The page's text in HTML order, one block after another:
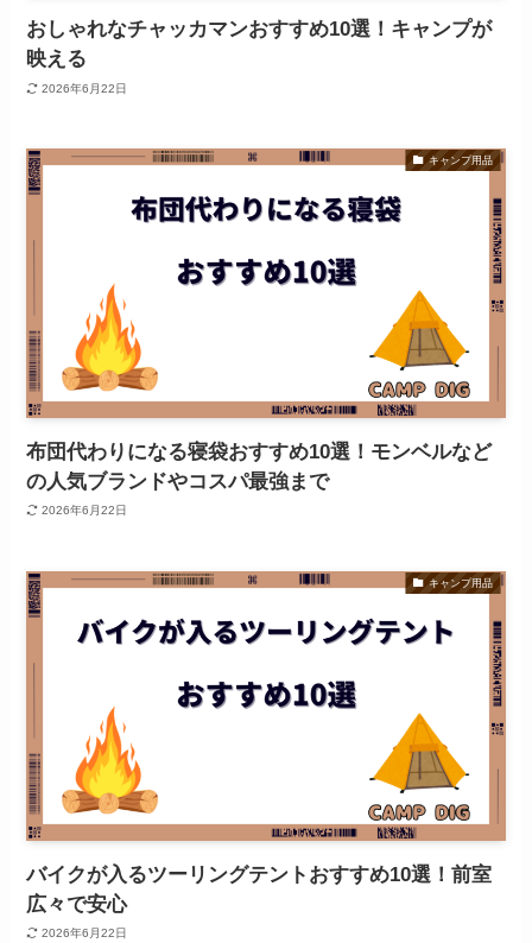
おしゃれなチャッカマンおすすめ10選！キャンプが
映える
2026年6月22日
キャンプ用品
布団代わりになる寝袋おすすめ10選！モンベルなど
の人気ブランドやコスパ最強まで
2026年6月22日
キャンプ用品
バイクが入るツーリングテントおすすめ10選！前室
広々で安心
2026年6月22日